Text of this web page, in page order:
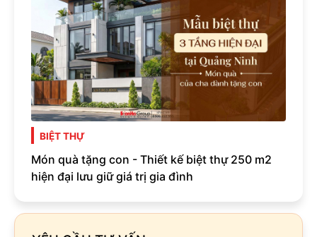
BIỆT THỰ
Món quà tặng con - Thiết kế biệt thự 250 m2
hiện đại lưu giữ giá trị gia đình